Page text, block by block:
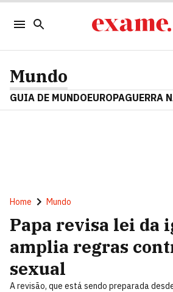
Mundo
GUIA DE MUNDOEUROPAGUERRA
Home Mundo
Papa revisa lei da
amplia regras
sexual
A revisão, que está sendo preparada